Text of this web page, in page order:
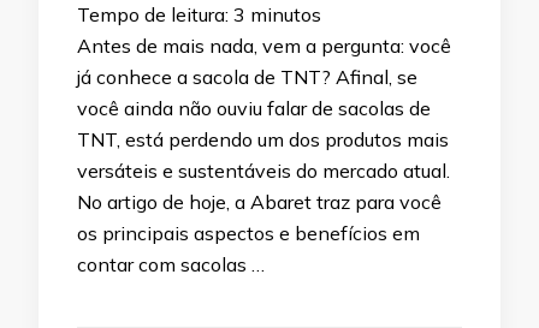
Tempo de leitura: 3 minutos
Antes de mais nada, vem a pergunta: você
já conhece a sacola de TNT? Afinal, se
você ainda não ouviu falar de sacolas de
TNT, está perdendo um dos produtos mais
versáteis e sustentáveis do mercado atual.
No artigo de hoje, a Abaret traz para você
os principais aspectos e benefícios em
contar com sacolas …